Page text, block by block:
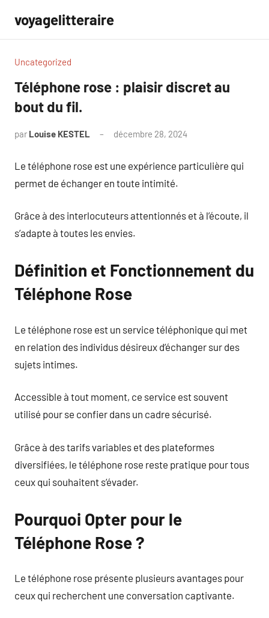
contenu
voyagelitteraire
Uncategorized
Téléphone rose : plaisir discret au
bout du fil.
par Louise KESTEL décembre 28, 2024
Le téléphone rose est une expérience particulière qui
permet de échanger en toute intimité.
Grâce à des interlocuteurs attentionnés et à l’écoute, il
s’adapte à toutes les envies.
Définition et Fonctionnement du
Téléphone Rose
Le téléphone rose est un service téléphonique qui met
en relation des individus désireux d’échanger sur des
sujets intimes.
Accessible à tout moment, ce service est souvent
utilisé pour se confier dans un cadre sécurisé.
Grâce à des tarifs variables et des plateformes
diversifiées, le téléphone rose reste pratique pour tous
ceux qui souhaitent s’évader.
Pourquoi Opter pour le
Téléphone Rose ?
Le téléphone rose présente plusieurs avantages pour
ceux qui recherchent une conversation captivante.